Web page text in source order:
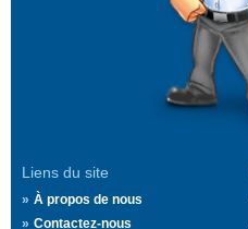
Liens du site
À propos de nous
Contactez-nous